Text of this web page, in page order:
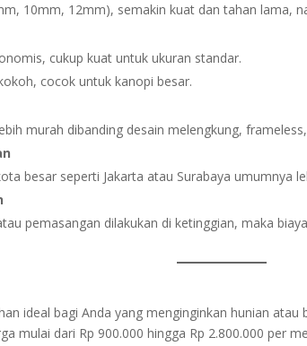
10mm, 12mm), semakin kuat dan tahan lama,
cukup kuat untuk ukuran standar.
cocok untuk kanopi besar.
murah dibanding desain melengkung,
besar seperti Jakarta atau Surabaya umumnya
pemasangan dilakukan di ketinggian, maka
ideal bagi Anda yang menginginkan hunian
mulai dari Rp 900.000 hingga Rp 2.800.000 per